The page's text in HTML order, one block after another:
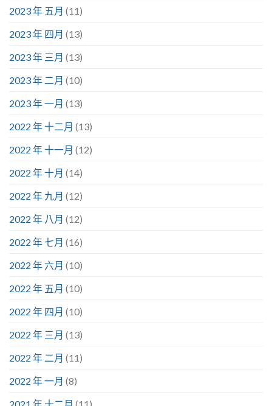
2023 年 五月 (11)
2023 年 四月 (13)
2023 年 三月 (13)
2023 年 二月 (10)
2023 年 一月 (13)
2022 年 十二月 (13)
2022 年 十一月 (12)
2022 年 十月 (14)
2022 年 九月 (12)
2022 年 八月 (12)
2022 年 七月 (16)
2022 年 六月 (10)
2022 年 五月 (10)
2022 年 四月 (10)
2022 年 三月 (13)
2022 年 二月 (11)
2022 年 一月 (8)